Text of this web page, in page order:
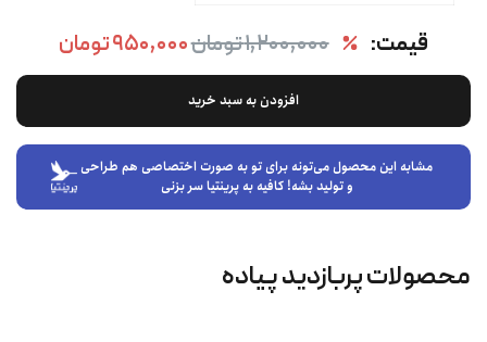
قیمت: ۱,۲۰۰,۰۰۰ تومان ۹۵۰,۰۰۰ تومان
افزودن به سبد خرید
مشابه این محصول می‌تونه برای تو به صورت اختصاصی هم طراحی
و تولید بشه! کافیه به پرینتیا سر بزنی
محصولات پربازدید پیاده